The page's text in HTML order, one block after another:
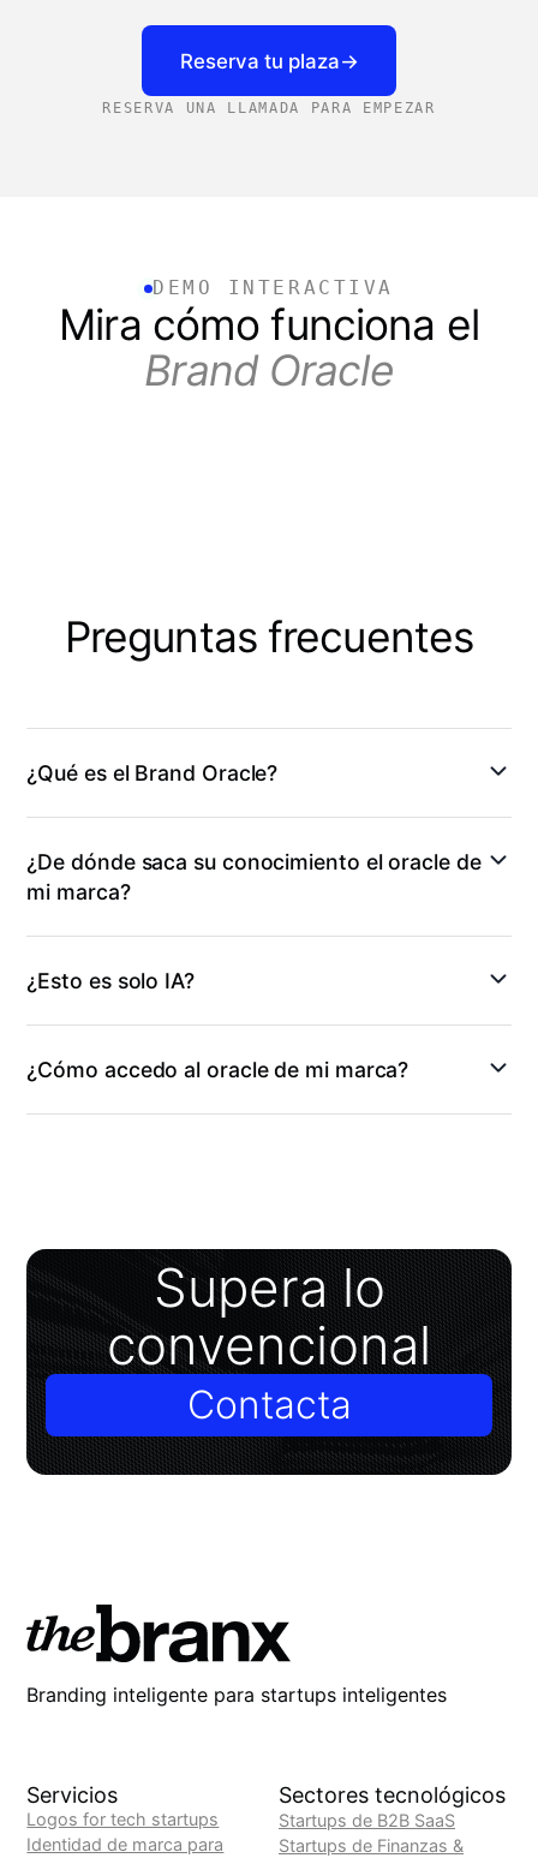
Reserva tu plaza→
RESERVA UNA LLAMADA PARA EMPEZAR
DEMO INTERACTIVA
Mira cómo funciona el
Brand Oracle
verlo a pantalla completa.
Preguntas frecuentes
¿Qué es el Brand Oracle?
¿De dónde saca su conocimiento el oracle de
mi marca?
¿Esto es solo IA?
¿Cómo accedo al oracle de mi marca?
Supera lo
convencional
Contacta
Branding inteligente para startups inteligentes
Servicios
Logos for tech startups
Identidad de marca para
Sectores tecnológicos
Startups de B2B SaaS
Startups de Finanzas &